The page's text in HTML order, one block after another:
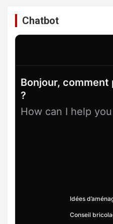
Chatbot
Bonjour,
?
How can I help
Idées
Conseil